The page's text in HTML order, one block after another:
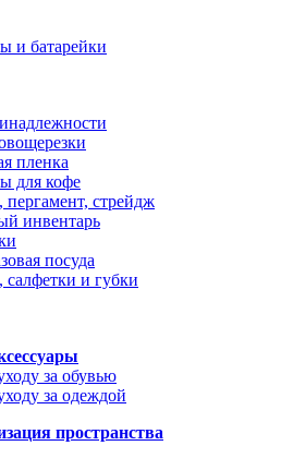
и батарейки
пленка
для кофе
пергамент, стрейдж
инвентарь
посуда
салфетки и губки
за обувью
за одеждой
пространства